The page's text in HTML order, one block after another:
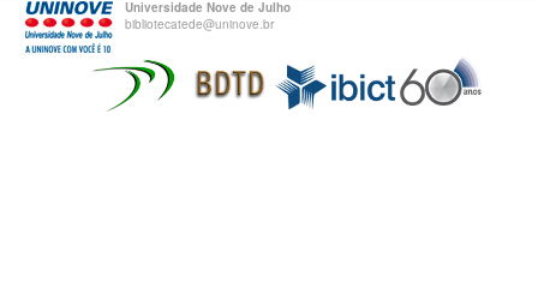
Universidade Nove de Julho
bibliotecatede@uninove.br